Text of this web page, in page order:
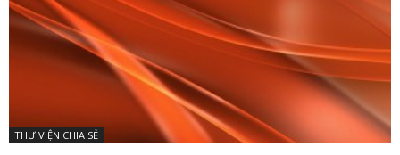
THƯ VIỆN CHIA SẺ